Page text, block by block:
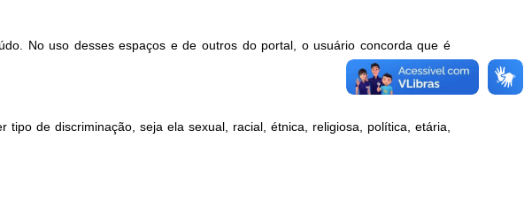
No uso desses espaços e de outros do portal, o usuário concorda que é
de discriminação, seja ela sexual, racial, étnica, religiosa, política, etária,